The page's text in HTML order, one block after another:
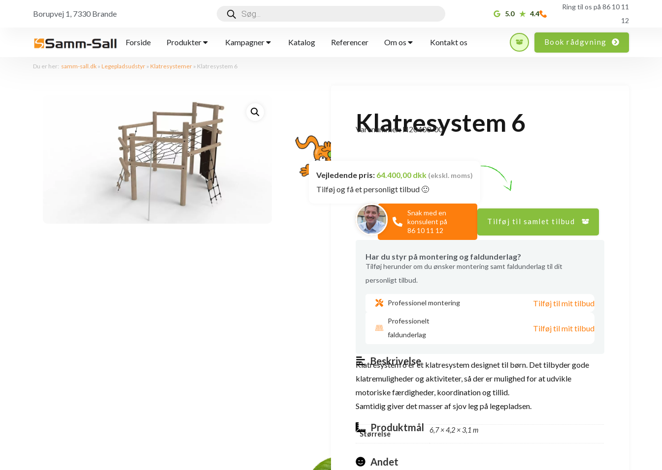
Borupvej 1, 7330 Brande 5.0 4.4
Ring til os på 86 10 11
12
Forside Produkter Kampagner Katalog Referencer Om os Kontakt os Book rådgvning
Du er her: samm-sall.dk »Legepladsudstyr »Klatresystemer » Klatresystem 6
Klatresystem 6
Varenummer: N20400-00
Vejledende pris: 64.400,00 dkk (ekskl. moms)
Tilføj og få et personligt tilbud 🙂
Snak med en
konsulent på
86 10 11 12
Tilføj til samlet tilbud
Har du styr på montering og faldunderlag?
Tilføj herunder om du ønsker montering samt faldunderlag til dit
personligt tilbud.
Professionel montering Tilføj til mit tilbud
Professionelt
faldunderlag
Tilføj til mit tilbud
Beskrivelse
Klatresystem 6 er et klatresystem designet til børn. Det tilbyder gode
klatremuligheder og aktiviteter, så der er mulighed for at udvikle
motoriske færdigheder, koordination og tillid.
Samtidig giver det masser af sjov leg på legepladsen.
Produktmål
Størrelse 6,7 × 4,2 × 3,1 m
Andet